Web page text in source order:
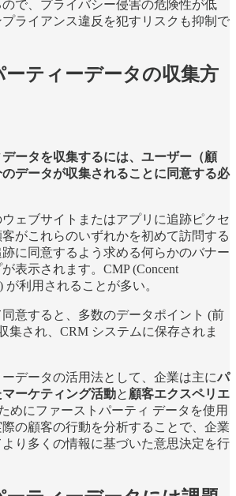
で、プライバシー侵害の危険性が低
ライアンス違反を犯すリスクも抑制で
ティーデータの収集方
ータを収集するには、ユーザー（顧
データが収集されることに同意する必
ェブサイトまたはアプリに追跡ピクセ
がこれらのいずれかを初めて訪問する
に同意するよう求める何らかのバナー
表示されます。CMP (Concent
が利用されることが多い。
意すると、多数のデータポイント (前
集され、CRM システムに保存されま
データの活用法として、企業は主にパ
ーケティング活動と 顧客エクスペリエ
めにファーストパーティ データを使用
の顧客の行動を分析することで、企業
り多くの情報に基づいた意思決定を行